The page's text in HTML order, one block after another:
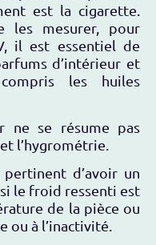
est la cigarette.
les mesurer, pour
il est essentiel de
d’intérieur et
les huiles
ne se résume pas
l’hygrométrie.
d’avoir un
le froid ressenti est
de la pièce ou
ou à l’inactivité.